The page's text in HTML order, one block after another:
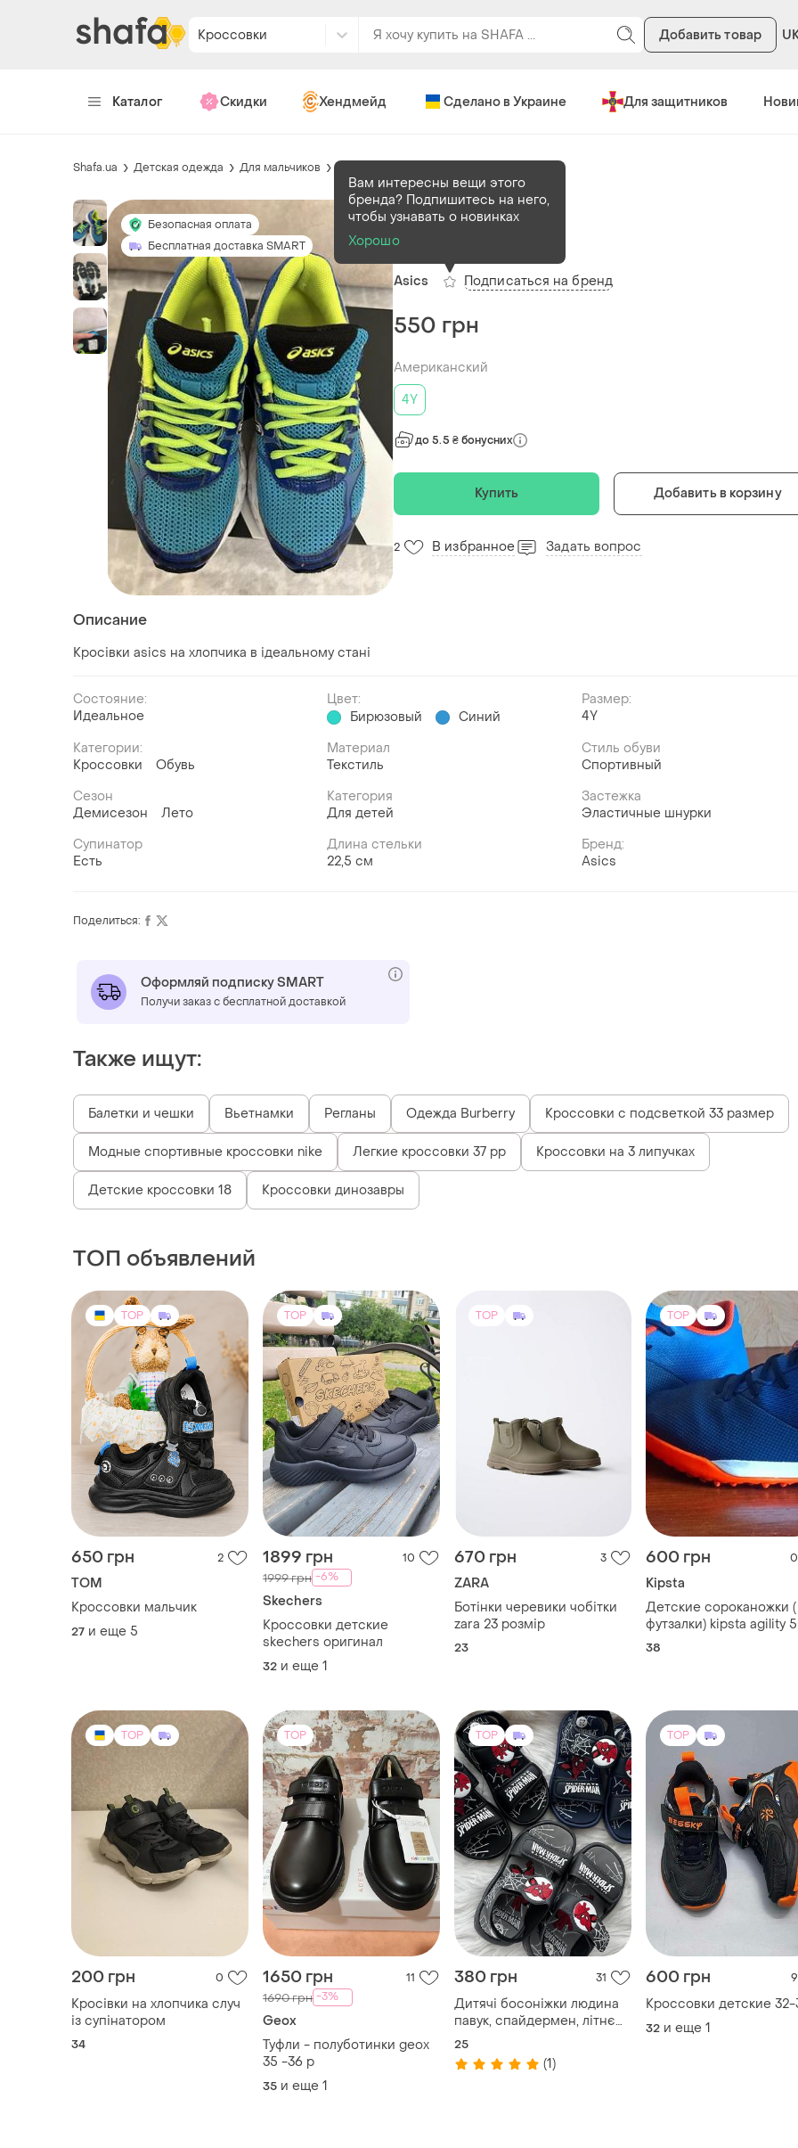
Кроссовки Добавить товар
Каталог Скидки Хендмейд Сделано в Украине Для защитников
Shafa.ua Детская одежда Для мальчиков
Безопасная оплата
Бесплатная доставка SMART
В наличии1 шт
Кросівки asics
Asics
Вам интересны вещи этого
бренда? Подпишитесь на него,
чтобы узнавать о новинках
Хорошо
Подписаться на бренд
550 грн
Американский
4Y
до 5.5 ₴ бонусних
Купить Добавить в корзину
2 В избранное Задать вопрос
Описание
Кросівки asics на хлопчика в ідеальному стані
Состояние:
Идеальное
Цвет:
Бирюзовый
Синий
Размер:
4Y
Категории:
Кроссовки
Обувь
Материал
Текстиль
Стиль обуви
Спортивный
Сезон
Демисезон
Лето
Категория
Для детей
Застежка
Эластичные шнурки
Супинатор
Есть
Длина стельки
22,5 см
Бренд:
Asics
Поделиться:
Оформляй подписку SMART
Получи заказ с бесплатной доставкой
Также ищут:
Балетки и чешки Вьетнамки Регланы Одежда Burberry Кроссовки с подсветкой 33 размер
Модные спортивные кроссовки nike Легкие кроссовки 37 рр Кроссовки на 3 липучках
Детские кроссовки 18 Кроссовки динозавры
ТОП объявлений
TOP
650 грн 2
ТОМ
Кроссовки мальчик
27 и еще 5
TOP
1899 грн 10
1999 грн -6%
Skechers
Кроссовки детские
skechers оригинал
32 и еще 1
TOP
670 грн 3
ZARA
Ботінки черевики чобітки
zara 23 розмір
23
TOP
600 грн 0
Kipsta
Детские сороканожки (
футзалки) kipsta agility
38
TOP
200 грн 0
Кросівки на хлопчика случ
із супінатором
34
TOP
1650 грн 11
1690 грн -3%
Geox
Туфли - полуботинки geox
35 -36 р
35 и еще 1
TOP
380 грн 31
Дитячі босоніжки людина
павук, спайдермен, літнє
взуття для хлопчика
25
(1)
TOP
600 грн 9
Кроссовки детские
32 и еще 1